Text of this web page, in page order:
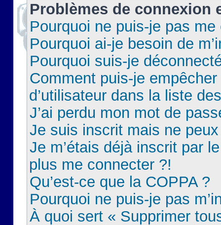
Problèmes de connexion
Pourquoi ne puis-je pas
Pourquoi ai-je besoin de
Pourquoi suis-je
Comment puis-je
d’utilisateur dans la liste
J’ai perdu mon mot de
Je suis inscrit mais ne
Je m’étais déjà inscrit par
plus me connecter ?!
Qu’est-ce que la COPPA ?
Pourquoi ne puis-je pas
À quoi sert « Supprimer